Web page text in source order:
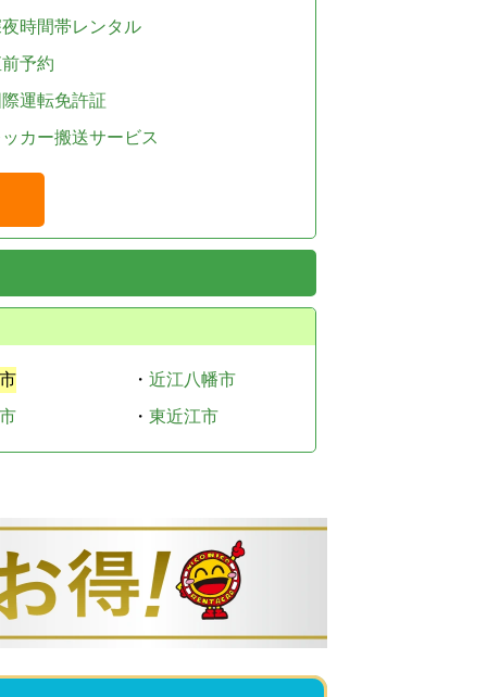
時間帯レンタル
予約
運転免許証
カー搬送サービス
・ 近江八幡市
・ 東近江市